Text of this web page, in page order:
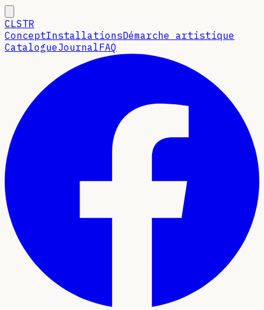
CLSTR
ConceptInstallationsDémarche artistique
CatalogueJournalFAQ